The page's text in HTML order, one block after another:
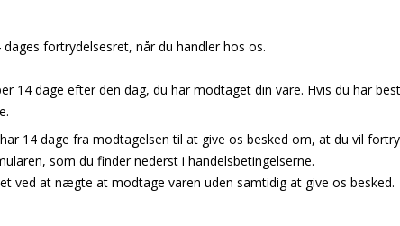
fortrydelsesret, når du handler hos os.
14 dage efter den dag, du har modtaget din vare. Hvis du har
14 dage fra modtagelsen til at give os besked om, at du vil
som du finder nederst i handelsbetingelserne.
ved at nægte at modtage varen uden samtidig at give os besked.